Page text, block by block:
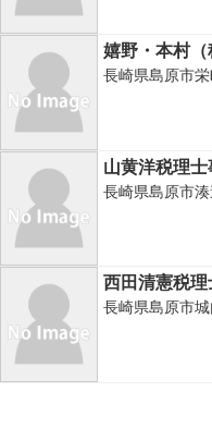
嬉野・本村
長崎県島原市
山黄洋税理士
長崎県島原市
西田清憲税理
長崎県島原市